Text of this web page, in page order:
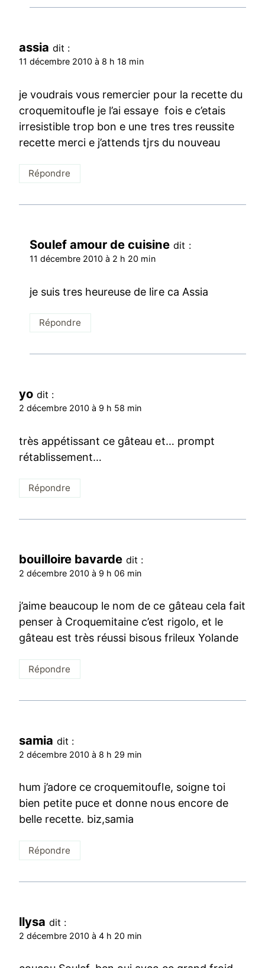
assia dit :
11 décembre 2010 à 8 h 18 min
je voudrais vous remercier pour la recette du
croquemitoufle je l’ai essaye fois e c’etais
irresistible trop bon e une tres tres reussite
recette merci e j’attends tjrs du nouveau
Répondre
Soulef amour de cuisine dit :
11 décembre 2010 à 2 h 20 min
je suis tres heureuse de lire ca Assia
Répondre
yo dit :
2 décembre 2010 à 9 h 58 min
très appétissant ce gâteau et… prompt
rétablissement…
Répondre
bouilloire bavarde dit :
2 décembre 2010 à 9 h 06 min
j’aime beaucoup le nom de ce gâteau cela fait
penser à Croquemitaine c’est rigolo, et le
gâteau est très réussi bisous frileux Yolande
Répondre
samia dit :
2 décembre 2010 à 8 h 29 min
hum j’adore ce croquemitoufle, soigne toi
bien petite puce et donne nous encore de
belle recette. biz,samia
Répondre
llysa dit :
2 décembre 2010 à 4 h 20 min